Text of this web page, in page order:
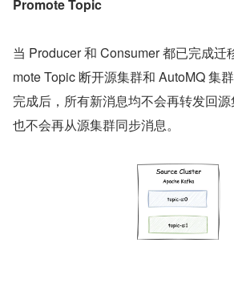
Promote Topic
当 Producer 和 Consumer 都已完成迁
mote Topic 断开源集群和 AutoMQ 集
完成后，所有新消息均不会再转发回
也不会再从源集群同步消息。